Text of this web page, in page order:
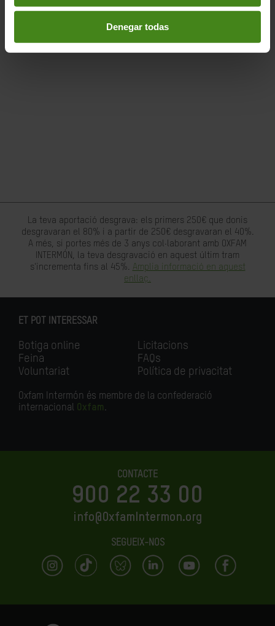
Denegar todas
La teva aportació desgrava: els primers 250€ que donis
desgravaran el 80% i a partir de 250€ desgravaran el 40%.
A més, si portes més de 3 anys col·laborant amb OXFAM
INTERMÓN, la teva desgravació en aquest últim tram
s'incrementa fins al 45%. Amplia informació en aquest
enllaç.
ET POT INTERESSAR
Botiga online
Feina
Voluntariat
Licitacions
FAQs
Política de privacitat
Oxfam Intermón és membre de la confederació
internacional Oxfam.
CONTACTE
900 22 33 00
info@OxfamIntermon.org
SEGUEIX-NOS